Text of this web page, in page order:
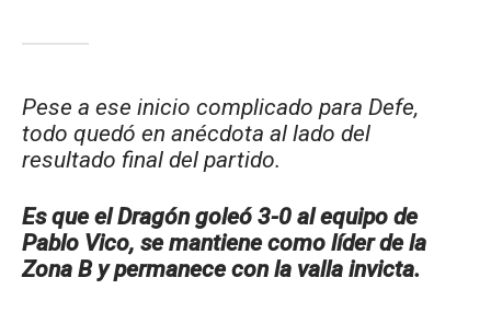
Pese a ese inicio complicado para Defe,
todo quedó en anécdota al lado del
resultado final del partido.
Es que el Dragón goleó 3-0 al equipo de
Pablo Vico, se mantiene como líder de la
Zona B y permanece con la valla invicta.